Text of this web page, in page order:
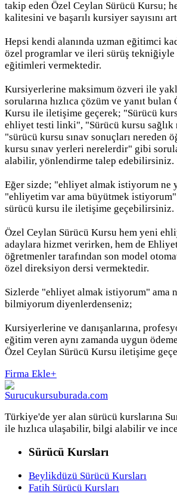
takip eden Özel Ceylan Sürücü Kursu;
kalitesini ve başarılı kursiyer sayısını
Hepsi kendi alanında uzman eğitimci
özel programlar ve ileri sürüş
eğitimleri vermektedir.
Kursiyerlerine maksimum özveri ile
sorularına hızlıca çözüm ve yanıt
Kursu ile iletişime geçerek; "Sürücü
ehliyet testi linki", "Sürücü kursu sağlık
"sürücü kursu sınav sonuçları nereden
kursu sınav yerleri nerelerdir" gibi
alabilir, yönlendirme talep edebilirsiniz.
Eğer sizde; "ehliyet almak istiyorum ne
"ehliyetim var ama büyütmek istiyorum"
sürücü kursu ile iletişime geçebilirsiniz.
Özel Ceylan Sürücü Kursu hem yeni
adaylara hizmet verirken, hem de
öğretmenler tarafından son model
özel direksiyon dersi vermektedir.
Sizlerde "ehliyet almak istiyorum" ama
bilmiyorum diyenlerdenseniz;
Kursiyerlerine ve danışanlarına,
eğitim veren aynı zamanda uygun
Özel Ceylan Sürücü Kursu iletişime
Firma Ekle+
Türkiye'de yer alan sürücü kurslarına
ile hızlıca ulaşabilir, bilgi alabilir ve
Sürücü Kursları
Beylikdüzü Sürücü Kursları
Fatih Sürücü Kursları